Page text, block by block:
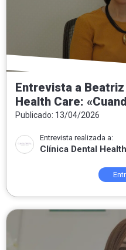
Entrevista a
Health Care:
contento, sé que he
conocimientos a su
Publicado: 13/04/2026
Entrevista realizada a:
Clínica Dental